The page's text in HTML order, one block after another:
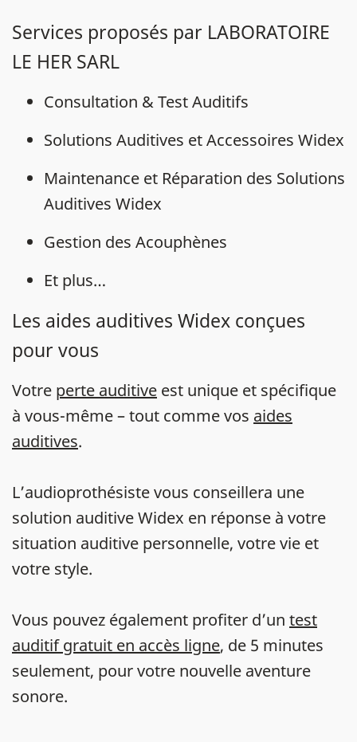
Services proposés par LABORATOIRE
LE HER SARL
Consultation & Test Auditifs
Solutions Auditives et Accessoires Widex
Maintenance et Réparation des Solutions
Auditives Widex
Gestion des Acouphènes
Et plus…
Les aides auditives Widex conçues
pour vous
Votre perte auditive est unique et spécifique
à vous-même – tout comme vos aides
auditives.
L’audioprothésiste vous conseillera une
solution auditive Widex en réponse à votre
situation auditive personnelle, votre vie et
votre style.
Vous pouvez également profiter d’un test
auditif gratuit en accès ligne, de 5 minutes
seulement, pour votre nouvelle aventure
sonore.